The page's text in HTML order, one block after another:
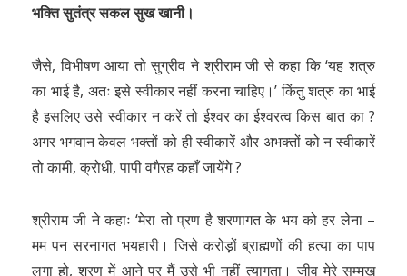
भक्ति सुतंत्र सकल सुख खानी।
जैसे, विभीषण आया तो सुग्रीव ने श्रीराम जी से कहा कि ‘यह शत्रु
का भाई है, अतः इसे स्वीकार नहीं करना चाहिए।’ किंतु शत्रु का भाई
है इसलिए उसे स्वीकार न करें तो ईश्वर का ईश्वरत्व किस बात का ?
अगर भगवान केवल भक्तों को ही स्वीकारें और अभक्तों को न स्वीकारें
तो कामी, क्रोधी, पापी वगैरह कहाँ जायेंगे ?
श्रीराम जी ने कहाः ‘मेरा तो प्रण है शरणागत के भय को हर लेना –
मम पन सरनागत भयहारी। जिसे करोड़ों ब्राह्मणों की हत्या का पाप
लगा हो, शरण में आने पर मैं उसे भी नहीं त्यागता। जीव मेरे सम्मुख